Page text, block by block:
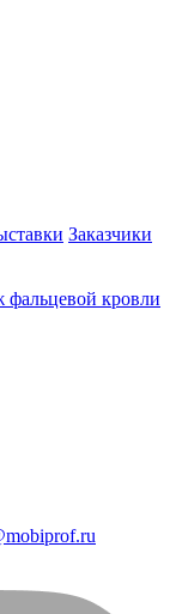
Заказчики
кровли